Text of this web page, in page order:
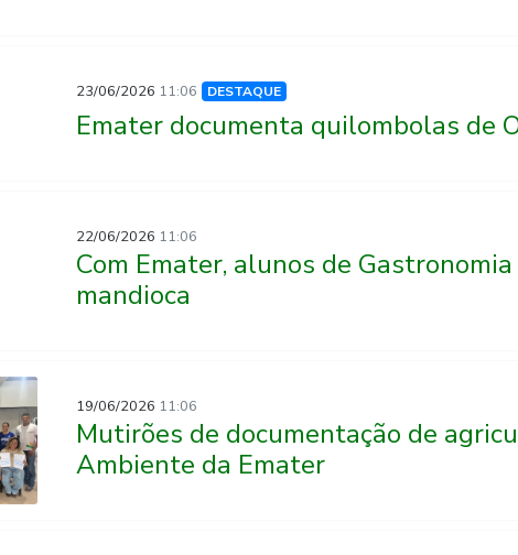
23/06/2026 11:06 DESTAQUE
Emater documenta quilombolas de
22/06/2026 11:06
Com Emater, alunos de
mandioca
19/06/2026 11:06
Mutirões de documentação de
Ambiente da Emater